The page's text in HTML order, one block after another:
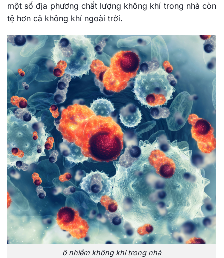
một số địa phương chất lượng không khí trong nhà còn
tệ hơn cả không khí ngoài trời.
ô nhiễm không khí trong nhà